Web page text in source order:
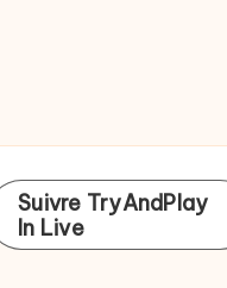
Suivre TryAndPlay
In Live